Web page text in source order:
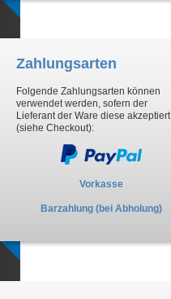
Zahlungsarten
Folgende Zahlungsarten können
verwendet werden, sofern der
Lieferant der Ware diese akzeptiert
(siehe Checkout):
Vorkasse
Barzahlung (bei Abholung)